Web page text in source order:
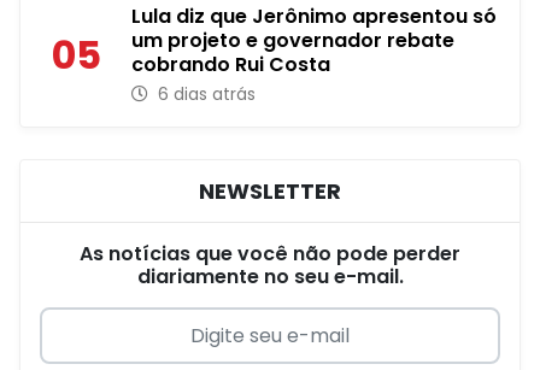
05
Lula diz que Jerônimo apresentou só
um projeto e governador rebate
cobrando Rui Costa
6 dias atrás
NEWSLETTER
As notícias que você não pode perder
diariamente no seu e-mail.